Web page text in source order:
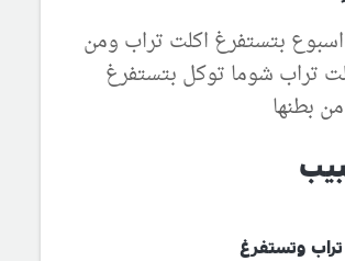
اسبوع بتستفرغ اكلت تراب ومن
تراب شوما توكل بتستفرغ
بطنها
تراب وتستفرغ